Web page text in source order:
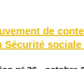
de
Sécurité sociale